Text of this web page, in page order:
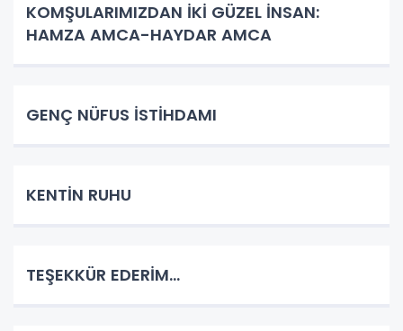
KOMŞULARIMIZDAN İKİ GÜZEL İNSAN:
HAMZA AMCA-HAYDAR AMCA
GENÇ NÜFUS İSTİHDAMI
KENTİN RUHU
TEŞEKKÜR EDERİM…